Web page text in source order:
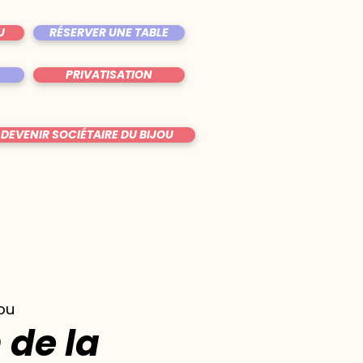
RÉSERVER UNE TABLE
PRIVATISATION
DEVENIR SOCIÉTAIRE DU BIJOU
la